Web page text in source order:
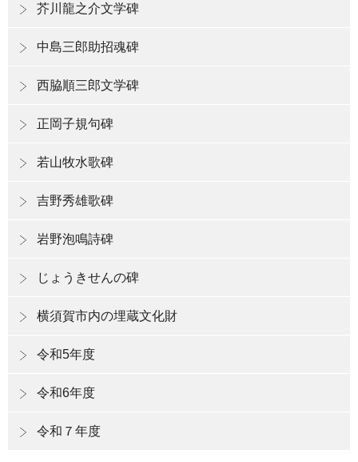
芥川龍之介文学碑
中島三郎助招魂碑
西脇順三郎文学碑
正岡子規句碑
若山牧水歌碑
吉野秀雄歌碑
岩野泡鳴詩碑
じょうきせんの碑
横須賀市内の埋蔵文化財
令和5年度
令和6年度
令和７年度